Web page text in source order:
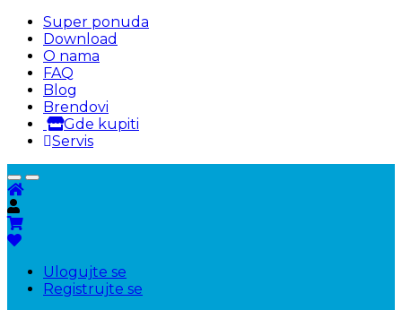
Super ponuda
Download
O nama
FAQ
Blog
Brendovi
Gde kupiti
Servis
Ulogujte se
Registrujte se